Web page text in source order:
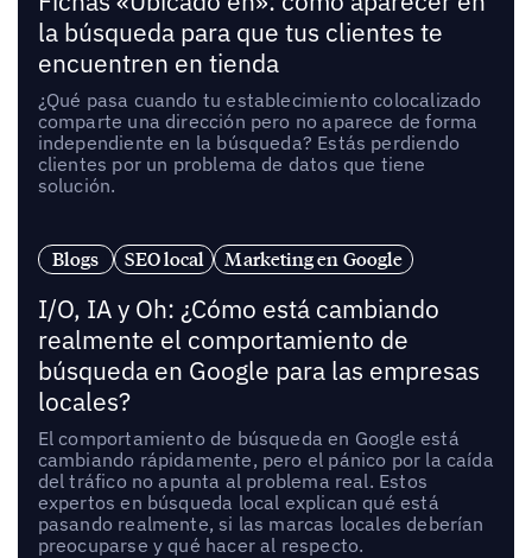
la búsqueda para que tus clientes te
encuentren en tienda
¿Qué pasa cuando tu establecimiento colocalizado
comparte una dirección pero no aparece de forma
independiente en la búsqueda? Estás perdiendo
clientes por un problema de datos que tiene
solución.
Blogs SEO local Marketing en Google
I/O, IA y Oh: ¿Cómo está cambiando
realmente el comportamiento de
búsqueda en Google para las empresas
locales?
El comportamiento de búsqueda en Google está
cambiando rápidamente, pero el pánico por la caída
del tráfico no apunta al problema real. Estos
expertos en búsqueda local explican qué está
pasando realmente, si las marcas locales deberían
preocuparse y qué hacer al respecto.